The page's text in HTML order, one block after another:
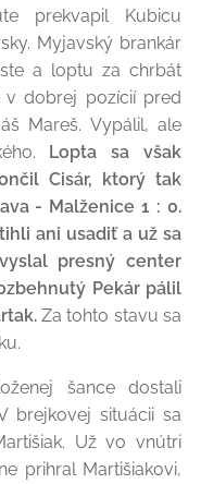
prekvapil Kubicu
Myjavský brankár
a loptu za chrbát
v dobrej pozícií pred
Mareš. Vypálil, ale
Lopta sa však
Cisár, ktorý tak
- Malženice 1 : 0.
ani usadiť a už sa
presný center
Pekár pálil
Za tohto stavu sa
šance dostali
brejkovej situácii sa
Už vo vnútri
prihral Martišiakovi,